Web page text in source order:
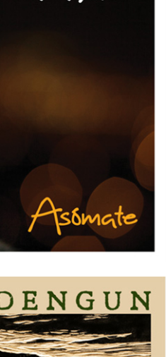
– Asómate